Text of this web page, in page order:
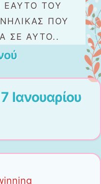
ΕΑΥΤΌ ΤΟΥ
ΠΟΥ
ΣΕ ΑΥΤΌ..
Ιανουαρίου